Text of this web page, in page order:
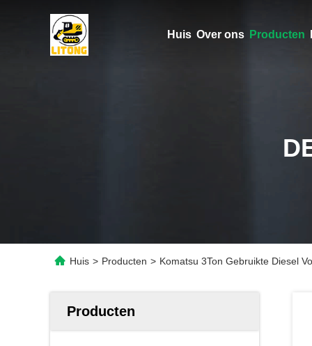
Huis Over ons Producten
Huis > Producten > Komatsu 3Ton Gebruikte Diesel
Producten